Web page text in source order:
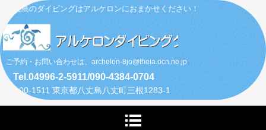
八丈島のダイビングはアルケロンにおまかせください！
ご予約・お問い合わせは、archelon-8jo@theia.ocn.ne.jp
Tel.04996-2-5911/090-4384-0704
〒100-1511 東京都八丈島八丈町三根1283-1